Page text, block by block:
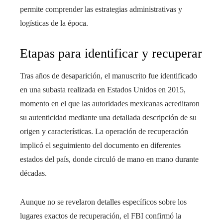
permite comprender las estrategias administrativas y
logísticas de la época.
Etapas para identificar y recuperar
Tras años de desaparición, el manuscrito fue identificado
en una subasta realizada en Estados Unidos en 2015,
momento en el que las autoridades mexicanas acreditaron
su autenticidad mediante una detallada descripción de su
origen y características. La operación de recuperación
implicó el seguimiento del documento en diferentes
estados del país, donde circuló de mano en mano durante
décadas.
Aunque no se revelaron detalles específicos sobre los
lugares exactos de recuperación, el FBI confirmó la